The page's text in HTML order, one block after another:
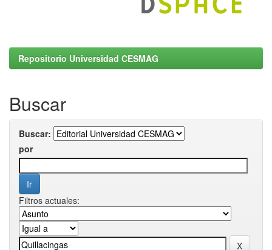
Repositorio Universidad CESMAG
Buscar
Buscar:
por
Filtros actuales: